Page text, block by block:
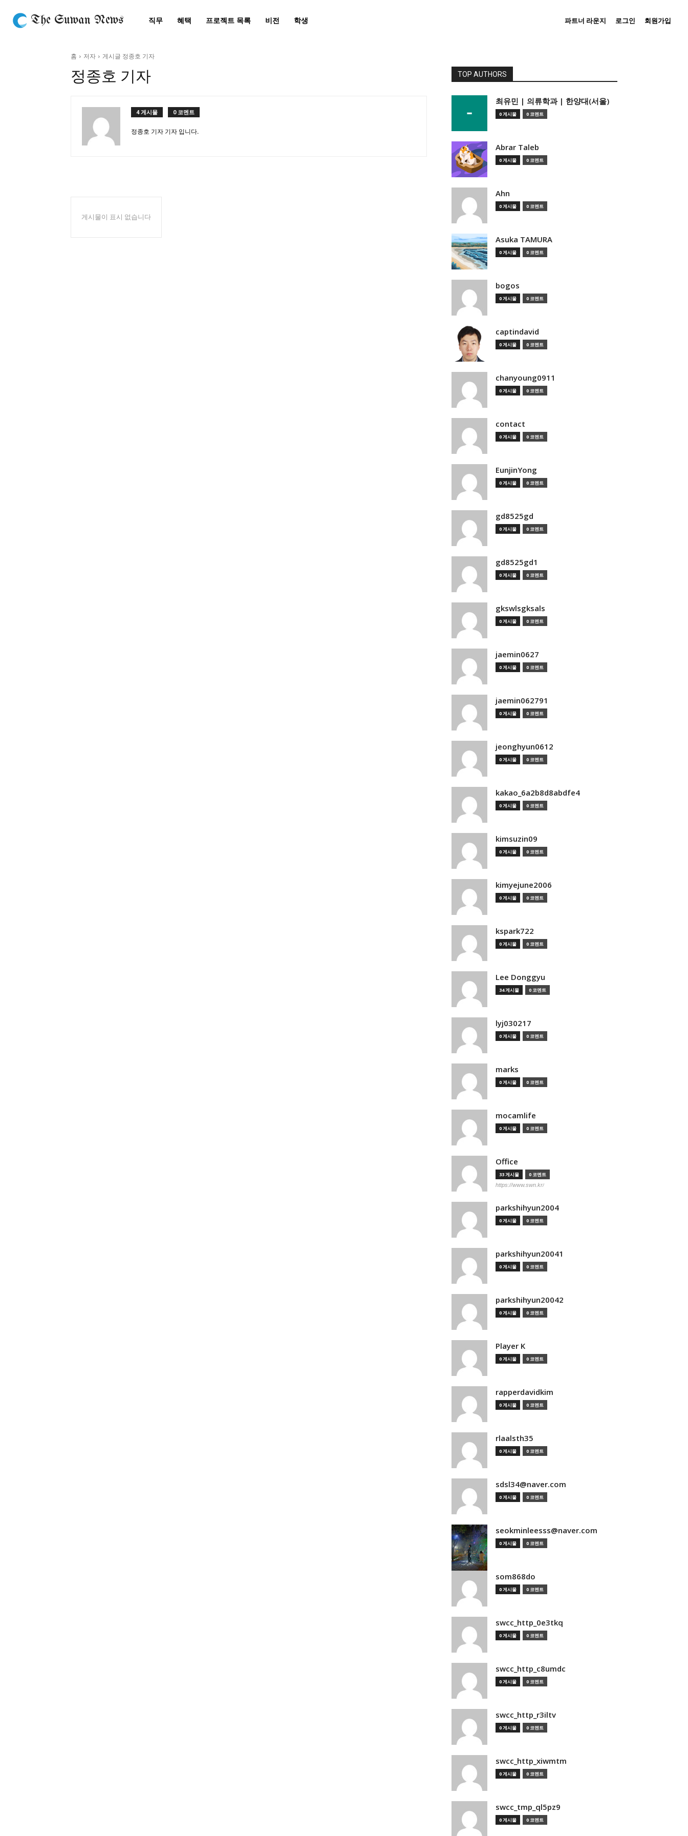
The Suwan News 직무 혜택 프로젝트 목록 비전 학생 파트너 라운지 로그인 회원가입
홈 저자 게시글 정종호 기자
정종호 기자
4 게시물 0 코멘트
정종호 기자 기자 입니다.
게시물이 표시 없습니다
TOP AUTHORS
­최유민 | 의류학과 | 한양대(서울)
0 게시물 0 코멘트
Abrar Taleb
0 게시물 0 코멘트
Ahn
0 게시물 0 코멘트
Asuka TAMURA
0 게시물 0 코멘트
bogos
0 게시물 0 코멘트
captindavid
0 게시물 0 코멘트
chanyoung0911
0 게시물 0 코멘트
contact
0 게시물 0 코멘트
EunjinYong
0 게시물 0 코멘트
gd8525gd
0 게시물 0 코멘트
gd8525gd1
0 게시물 0 코멘트
gkswlsgksals
0 게시물 0 코멘트
jaemin0627
0 게시물 0 코멘트
jaemin062791
0 게시물 0 코멘트
jeonghyun0612
0 게시물 0 코멘트
kakao_6a2b8d8abdfe4
0 게시물 0 코멘트
kimsuzin09
0 게시물 0 코멘트
kimyejune2006
0 게시물 0 코멘트
kspark722
0 게시물 0 코멘트
Lee Donggyu
34 게시물 0 코멘트
lyj030217
0 게시물 0 코멘트
marks
0 게시물 0 코멘트
mocamlife
0 게시물 0 코멘트
Office
33 게시물 0 코멘트
https://www.swn.kr/
parkshihyun2004
0 게시물 0 코멘트
parkshihyun20041
0 게시물 0 코멘트
parkshihyun20042
0 게시물 0 코멘트
Player K
0 게시물 0 코멘트
rapperdavidkim
0 게시물 0 코멘트
rlaalsth35
0 게시물 0 코멘트
sdsl34@naver.com
0 게시물 0 코멘트
seokminleesss@naver.com
0 게시물 0 코멘트
som868do
0 게시물 0 코멘트
swcc_http_0e3tkq
0 게시물 0 코멘트
swcc_http_c8umdc
0 게시물 0 코멘트
swcc_http_r3iltv
0 게시물 0 코멘트
swcc_http_xiwmtm
0 게시물 0 코멘트
swcc_tmp_ql5pz9
0 게시물 0 코멘트